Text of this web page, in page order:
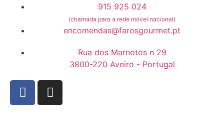
915 925 024
(chamada para a rede móvel nacional)
encomendas@farosgourmet.pt
Rua dos Marnotos n 29
3800-220 Aveiro - Portugal